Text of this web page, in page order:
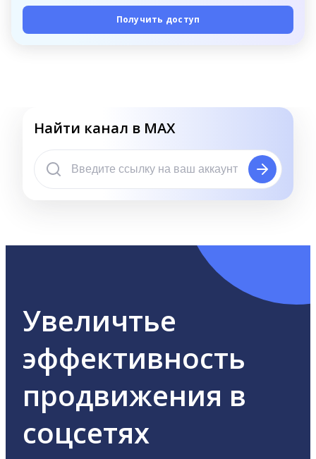
Получить доступ
Найти канал в MAX
Увеличтье
эффективность
продвижения в
соцсетях